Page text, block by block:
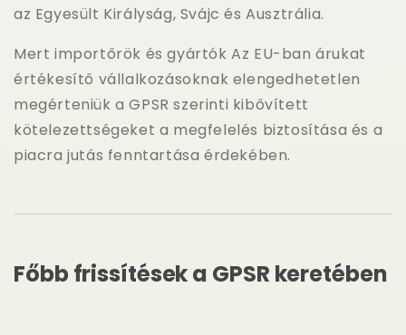
az Egyesült Királyság, Svájc és Ausztrália.
Mert importőrök és gyártók Az EU-ban árukat
értékesítő vállalkozásoknak elengedhetetlen
megérteniük a GPSR szerinti kibővített
kötelezettségeket a megfelelés biztosítása és a
piacra jutás fenntartása érdekében.
Főbb frissítések a GPSR keretében